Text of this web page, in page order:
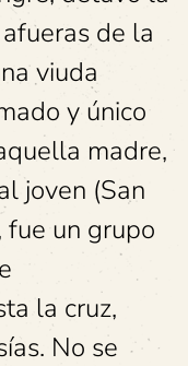
de la
viuda
y único
madre,
joven (San
fue un grupo
la cruz,
No se